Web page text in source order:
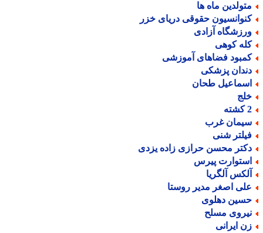
ماه ها
حقوقی دریای خزر
آزادی
کوهی
فضاهای آموزشی
پزشکی
طحان
غرب
شنی
محسن حرازی زاده یزدی
پیرس
آلگریا
اصغر مدیر روستا
دهلوی
مسلح
ایرانی